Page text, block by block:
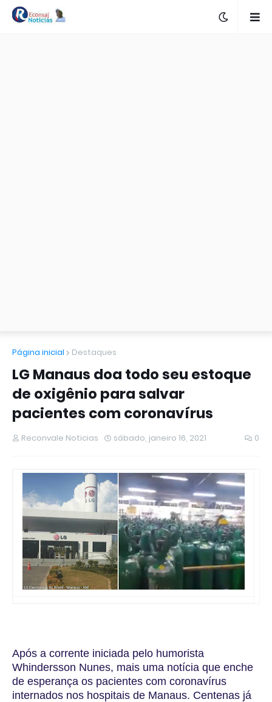
Página inicial Destaques
LG Manaus doa todo seu estoque
de oxigênio para salvar
pacientes com coronavírus
Reconvale Noticias sábado, janeiro 16, 2021 0
Após a corrente iniciada pelo humorista
Whindersson Nunes, mais uma notícia que enche
de esperança os pacientes com coronavírus
internados nos hospitais de Manaus. Centenas já